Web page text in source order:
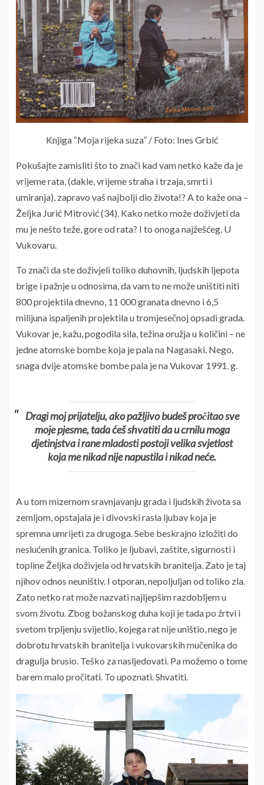
Knjiga “Moja rijeka suza” / Foto: Ines Grbić
Pokušajte zamisliti što to znači kad vam netko kaže da je
vrijeme rata, (dakle, vrijeme straha i trzaja, smrti i
umiranja), zapravo vaš najbolji dio života!? A to kaže ona –
Željka Jurić Mitrović (34). Kako netko može doživjeti da
mu je nešto teže, gore od rata? I to onoga najžešćeg. U
Vukovaru.
To znači da ste doživjeli toliko duhovnih, ljudskih ljepota
brige i pažnje u odnosima, da vam to ne može uništiti niti
800 projektila dnevno, 11 000 granata dnevno i 6,5
milijuna ispaljenih projektila u tromjesečnoj opsadi grada.
Vukovar je, kažu, pogodila sila, težina oružja u količini – ne
jedne atomske bombe koja je pala na Nagasaki. Nego,
snaga dvije atomske bombe pala je na Vukovar 1991. g.
Dragi moj prijatelju, ako pažljivo budeš pročitao sve
moje pjesme, tada ćeš shvatiti da u crnilu moga
djetinjstva i rane mladosti postoji velika svjetlost
koja me nikad nije napustila i nikad neće.
A u tom mizernom sravnjavanju grada i ljudskih života sa
zemljom, opstajala je i divovski rasla ljubav koja je
spremna umrijeti za drugoga. Sebe beskrajno izložiti do
neslućenih granica. Toliko je ljubavi, zaštite, sigurnosti i
topline Željka doživjela od hrvatskih branitelja. Zato je taj
njihov odnos neuništiv. I otporan, nepoljuljan od toliko zla.
Zato netko rat može nazvati najljepšim razdobljem u
svom životu. Zbog božanskog duha koji je tada po žrtvi i
svetom trpljenju svijetlio, kojega rat nije uništio, nego je
dobrotu hrvatskih branitelja i vukovarskih mučenika do
dragulja brusio. Teško za nasljedovati. Pa možemo o tome
barem malo pročitati. To upoznati. Shvatiti.